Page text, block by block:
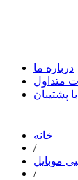
درباره ما
متداول
پشتیبان
خانه
/
موبایل
/